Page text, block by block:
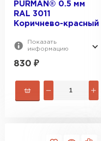
PURMAN® 0.5 мм
RAL 3011
Коричнево-красный
Показать
информацию
830 ₽